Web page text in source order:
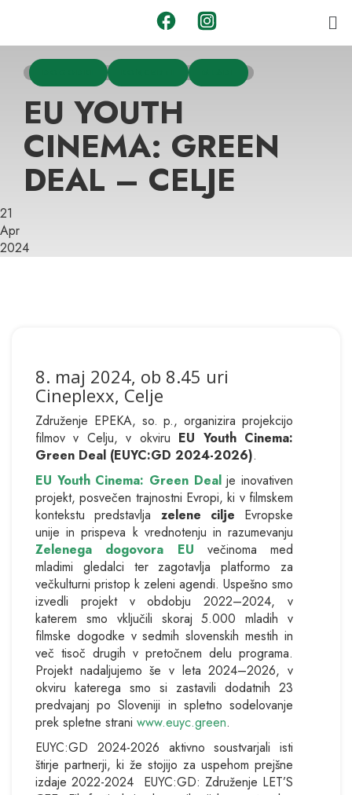
EU YOUTH
CINEMA: GREEN
DEAL – CELJE
21
Apr
2024
8. maj 2024, ob 8.45 uri
Cineplexx, Celje
Združenje EPEKA, so. p., organizira projekcijo
filmov v Celju, v okviru EU Youth Cinema:
Green Deal (EUYC:GD 2024-2026).
EU Youth Cinema: Green Dealje inovativen
projekt, posvečen trajnostni Evropi, ki v filmskem
kontekstu predstavlja zelene cilje Evropske
unije in prispeva k vrednotenju in razumevanju
Zelenega dogovora EU večinoma med
mladimi gledalci ter zagotavlja platformo za
večkulturni pristop k zeleni agendi. Uspešno smo
izvedli projekt v obdobju 2022–2024, v
katerem smo vključili skoraj 5.000 mladih v
filmske dogodke v sedmih slovenskih mestih in
več tisoč drugih v pretočnem delu programa.
Projekt nadaljujemo še v leta 2024–2026, v
okviru katerega smo si zastavili dodatnih 23
predvajanj po Sloveniji in spletno sodelovanje
prek spletne strani www.euyc.green.
EUYC:GD 2024-2026 aktivno soustvarjali isti
štirje partnerji, ki že stojijo za uspehom prejšne
izdaje 2022-2024 EUYC:GD: Združenje LET’S